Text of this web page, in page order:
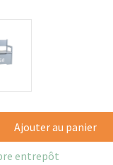
Ajouter au panier
entrepôt